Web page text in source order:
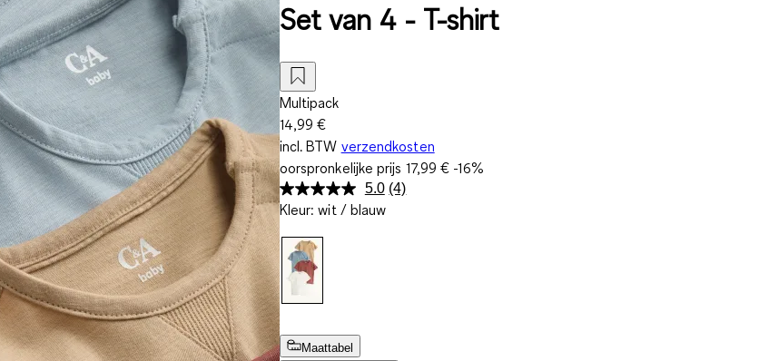
Set van 4 - T-shirt
Multipack
14,99 €
incl. BTW verzendkosten
oorspronkelijke prijs 17,99 € -16%
5.0 Lees
(4)
Kleur: wit / blauw
Maattabel